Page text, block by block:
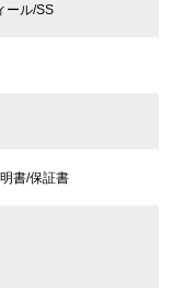
の方
ール/SS
書/保証書